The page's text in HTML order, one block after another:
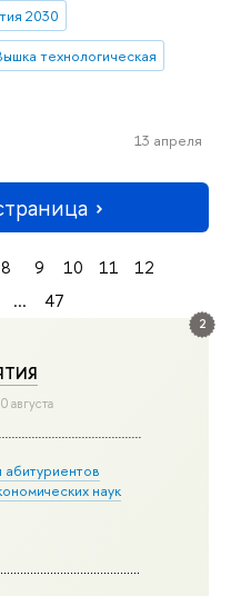
2
августа
абитуриентов
наук
2030
технологическая
13 апреля
8 9 10 11
12
... 47